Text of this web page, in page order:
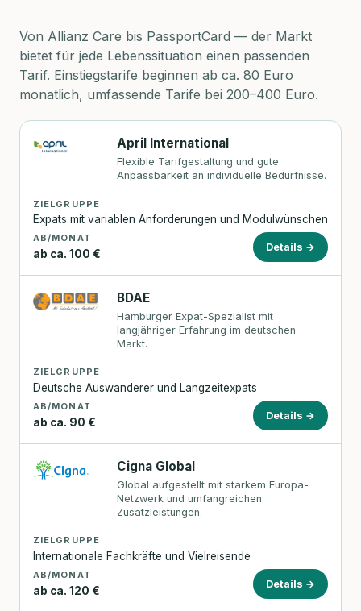
Von Allianz Care bis PassportCard — der Markt
bietet für jede Lebenssituation einen passenden
Tarif. Einstiegstarife beginnen ab ca. 80 Euro
monatlich, umfassende Tarife bei 200–400 Euro.
April International
Flexible Tarifgestaltung und gute
Anpassbarkeit an individuelle Bedürfnisse.
ZIELGRUPPE
Expats mit variablen Anforderungen und Modulwünschen
AB/MONAT
ab ca. 100 €
Details →
BDAE
Hamburger Expat-Spezialist mit
langjähriger Erfahrung im deutschen
Markt.
ZIELGRUPPE
Deutsche Auswanderer und Langzeitexpats
AB/MONAT
ab ca. 90 €
Details →
Cigna Global
Global aufgestellt mit starkem Europa-
Netzwerk und umfangreichen
Zusatzleistungen.
ZIELGRUPPE
Internationale Fachkräfte und Vielreisende
AB/MONAT
ab ca. 120 €
Details →